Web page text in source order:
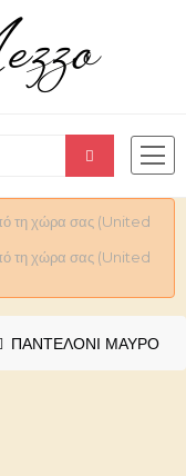
τη χώρα σας (United
τη χώρα σας (United
ΠΑΝΤΕΛΌΝΙ ΜΑΎΡΟ